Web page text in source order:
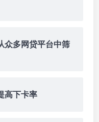
众多网贷平台中筛
高下卡率